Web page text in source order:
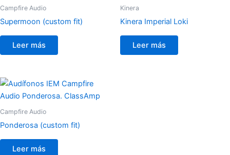
Campfire Audio
Supermoon (custom fit)
Leer más
Kinera
Kinera Imperial Loki
Leer más
Campfire Audio
Ponderosa (custom fit)
Leer más